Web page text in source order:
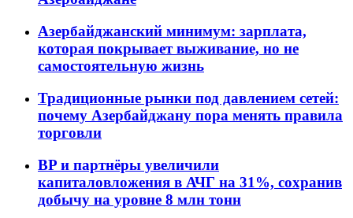
Азербайджанский минимум: зарплата,
которая покрывает выживание, но не
самостоятельную жизнь
Традиционные рынки под давлением сетей:
почему Азербайджану пора менять правила
торговли
BP и партнёры увеличили
капиталовложения в АЧГ на 31%, сохранив
добычу на уровне 8 млн тонн